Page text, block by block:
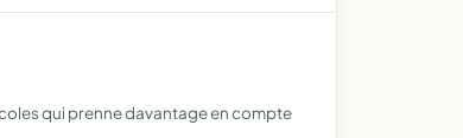
qui prenne davantage en compte